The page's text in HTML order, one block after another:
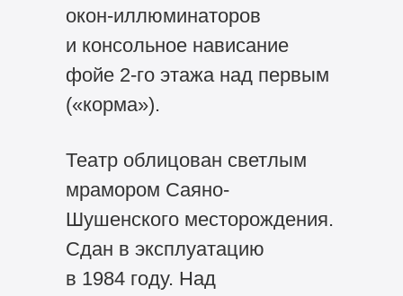
окон-иллюминаторов
и консольное нависание
фойе 2-гоэтажа над первым
(«корма»).
Театр облицован светлым
мрамором Саяно-
Шушенского месторождения.
Сдан в эксплуатацию
в 1984 году. Над